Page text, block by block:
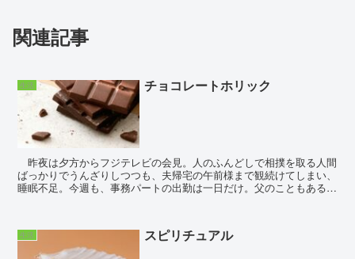
関連記事
生活 チョコレートホリック
昨夜は夕方からフジテレビの会見。人のふんどしで相撲を取る人間
ばっかりでうんざりしつつも、夫帰宅の午前様まで観続けてしまい、
睡眠不足。今週も、事務パートの出勤は一日だけ。父のこともある
生活 スピリチュアル